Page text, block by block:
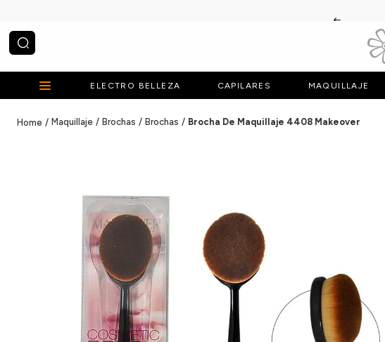
¿Qué estás buscando?
ELECTRO BELLEZA CAPILARES MAQUILLAJE
Maquillaje Brochas Brochas Brocha De Maquillaje 4408 Makeover